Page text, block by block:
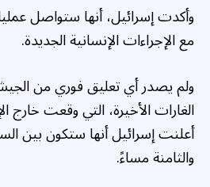
وأكدت إسرائيل، أنها ستواصل
مع الإجراءات الإنسانية الجديدة.
ولم يصدر أي تعليق فوري من
الغارات الأخيرة، التي وقعت خارج
أعلنت إسرائيل أنها ستكون بين
والثامنة مساءً.